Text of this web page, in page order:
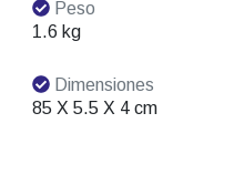
Peso
1.6 kg
Dimensiones
85 X 5.5 X 4 cm